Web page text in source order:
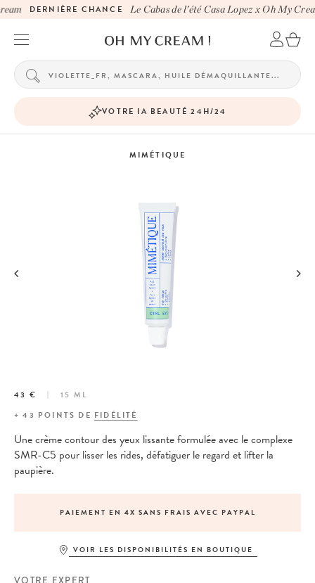
DERNIÈRE CHANCE Le Cabas de l'été Casa Lopez x Oh My
VOTRE IA BEAUTÉ 24H/24
MIMÉTIQUE
43 €
15 ML
+43 POINTS DE FIDÉLITÉ
Une crème contour des yeux lissante formulée avec le complexe
SMR-C5 pour lisser les rides, défatiguer le regard et lifter la
paupière.
PAIEMENT EN 4X SANS FRAIS AVEC PAYPAL
VOIR LES DISPONIBILITÉS EN BOUTIQUE